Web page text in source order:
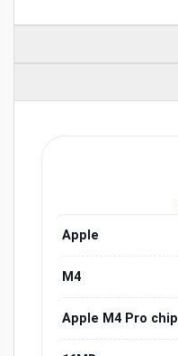
Apple
M4
Apple M4 Pro chip